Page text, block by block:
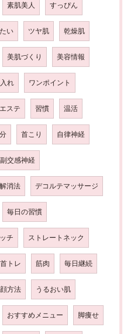
素肌美人 すっぴん
い ツヤ肌 乾燥肌
美肌づくり 美容情報
れ ワンポイント
ステ 習慣 温活
首こり 自律神経
副交感神経
消法 デコルテマッサージ
毎日の習慣
チ ストレートネック
首トレ 筋肉 毎日継続
方法 うるおい肌
おすすめメニュー 脚痩せ